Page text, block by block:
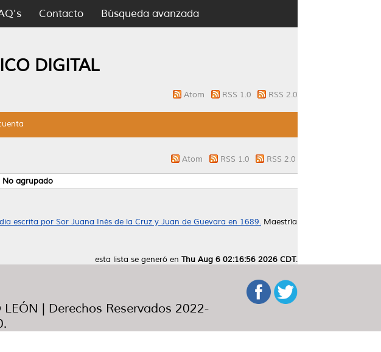
Contacto Búsqueda avanzada
DIGITAL
Atom RSS 1.0 RSS 2.0
Atom RSS 1.0 RSS 2.0
No agrupado
escrita por Sor Juana Inés de la Cruz y Juan de Guevara en 1689. Maestría
esta lista se generó en Thu Aug 6 02:16:56 2026 CDT.
| Derechos Reservados 2022-